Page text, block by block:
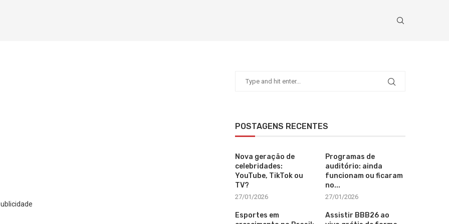
POSTAGENS RECENTES
Nova geração de
celebridades:
YouTube, TikTok ou
TV?
27/01/2026
Programas de
auditório: ainda
funcionam ou ficaram
no...
27/01/2026
Esportes em
Assistir BBB26 ao